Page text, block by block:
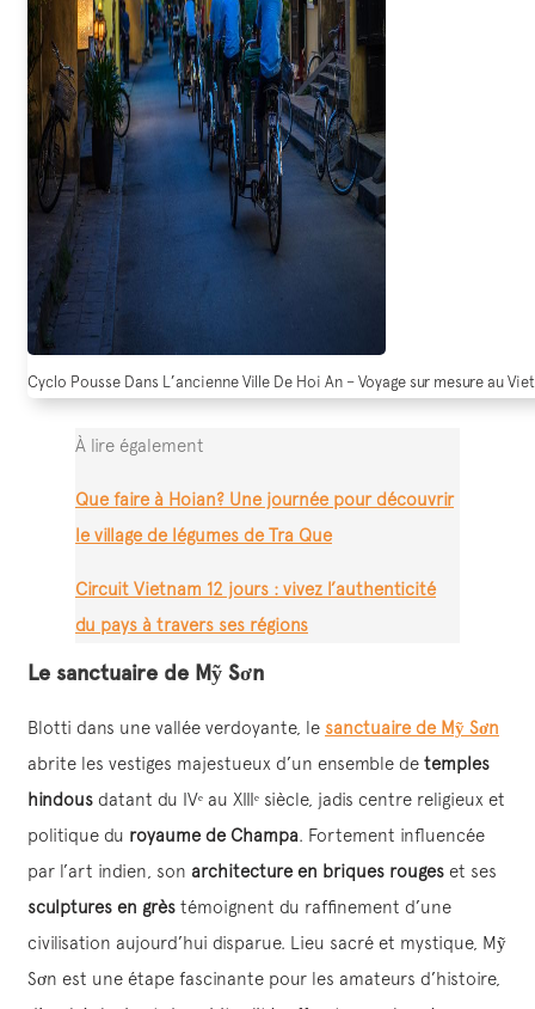
Cyclo Pousse Dans L’ancienne Ville De Hoi An – Voyage sur mesure au
À lire également
Que faire à Hoian? Une journée pour découvrir
le village de légumes de Tra Que
Circuit Vietnam 12 jours : vivez l’authenticité
du pays à travers ses régions
Le sanctuaire de Mỹ Sơn
Blotti dans une vallée verdoyante, le sanctuaire de Mỹ Sơn
abrite les vestiges majestueux d’un ensemble de temples
hindous datant du IVᵉ au XIIIᵉ siècle, jadis centre religieux et
politique du royaume de Champa. Fortement influencée
par l’art indien, son architecture en briques rouges et ses
sculptures en grès témoignent du raffinement d’une
civilisation aujourd’hui disparue. Lieu sacré et mystique, Mỹ
Sơn est une étape fascinante pour les amateurs d’histoire,